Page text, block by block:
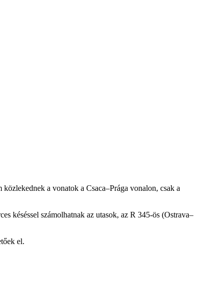
a vonatok a Csaca–Prága vonalon, csak a
késéssel számolhatnak az utasok, az R 345-ös (Ostrava–
el.